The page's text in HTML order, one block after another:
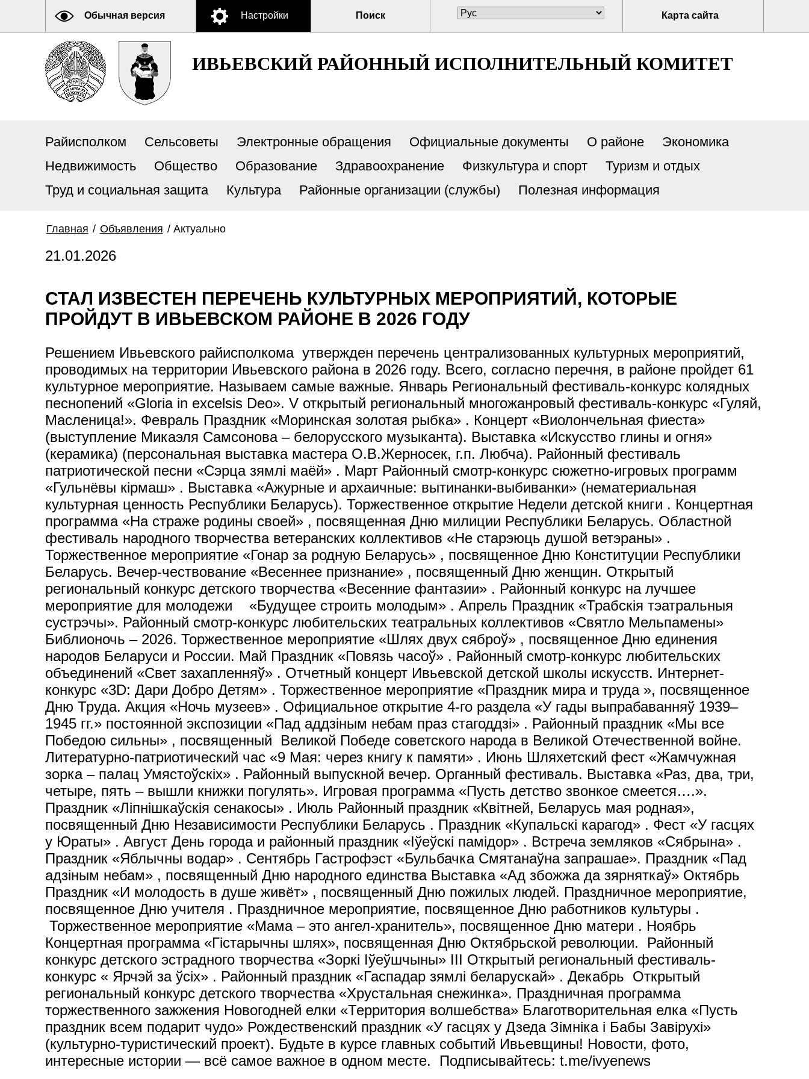
Обычная версия Настройки Поиск Карта сайта
ИВЬЕВСКИЙ РАЙОННЫЙ ИСПОЛНИТЕЛЬНЫЙ КОМИТЕТ
Райисполком Сельсоветы Электронные обращения Официальные документы О районе
Экономика
Недвижимость
Общество Образование Здравоохранение Физкультура и спорт
Туризм и отдых
Труд и социальная защита
Культура Районные организации (службы) Полезная информация
Главная / Объявления / Актуально
21.01.2026
СТАЛ ИЗВЕСТЕН ПЕРЕЧЕНЬ КУЛЬТУРНЫХ МЕРОПРИЯТИЙ, КОТОРЫЕ
ПРОЙДУТ В ИВЬЕВСКОМ РАЙОНЕ В 2026 ГОДУ
Решением Ивьевского райисполкома утвержден перечень централизованных культурных мероприятий,
проводимых на территории Ивьевского района в 2026 году. Всего, согласно перечня, в районе пройдет 61
культурное мероприятие. Называем самые важные. Январь Региональный фестиваль-конкурс колядных
песнопений «Gloria in excelsis Deo». V открытый региональный многожанровый фестиваль-конкурс «Гуляй,
Масленица!». Февраль Праздник «Моринская золотая рыбка» . Концерт «Виолончельная фиеста»
(выступление Микаэля Самсонова – белорусского музыканта). Выставка «Искусство глины и огня»
(керамика) (персональная выставка мастера О.В.Жерносек, г.п. Любча). Районный фестиваль
патриотической песни «Сэрца зямлі маёй» . Март Районный смотр-конкурс сюжетно-игровых программ
«Гульнёвы кірмаш» . Выставка «Ажурные и архаичные: вытинанки-выбиванки» (нематериальная
культурная ценность Республики Беларусь). Торжественное открытие Недели детской книги . Концертная
программа «На страже родины своей» , посвященная Дню милиции Республики Беларусь. Областной
фестиваль народного творчества ветеранских коллективов «Не старэюць душой ветэраны» .
Торжественное мероприятие «Гонар за родную Беларусь» , посвященное Дню Конституции Республики
Беларусь. Вечер-чествование «Весеннее признание» , посвященный Дню женщин. Открытый
региональный конкурс детского творчества «Весенние фантазии» . Районный конкурс на лучшее
мероприятие для молодежи «Будущее строить молодым» . Апрель Праздник «Трабскія тэатральныя
сустрэчы». Районный смотр-конкурс любительских театральных коллективов «Святло Мельпамены»
Библионочь – 2026. Торжественное мероприятие «Шлях двух сяброў» , посвященное Дню единения
народов Беларуси и России. Май Праздник «Повязь часоў» . Районный смотр-конкурс любительских
объединений «Свет захапленняў» . Отчетный концерт Ивьевской детской школы искусств. Интернет-
конкурс «3D: Дари Добро Детям» . Торжественное мероприятие «Праздник мира и труда », посвященное
Дню Труда. Акция «Ночь музеев» . Официальное открытие 4-го раздела «У гады выпрабаванняў 1939–
1945 гг.» постоянной экспозиции «Пад аддзіным небам праз стагоддзі» . Районный праздник «Мы все
Победою сильны» , посвященный Великой Победе советского народа в Великой Отечественной войне.
Литературно-патриотический час «9 Мая: через книгу к памяти» . Июнь Шляхетский фест «Жамчужная
зорка – палац Умястоўскіх» . Районный выпускной вечер. Органный фестиваль. Выставка «Раз, два, три,
четыре, пять – вышли книжки погулять». Игровая программа «Пусть детство звонкое смеется….».
Праздник «Ліпнішкаўскія сенакосы» . Июль Районный праздник «Квітней, Беларусь мая родная»,
посвященный Дню Независимости Республики Беларусь . Праздник «Купальскі карагод» . Фест «У гасцях
у Юраты» . Август День города и районный праздник «Іўеўскі памідор» . Встреча земляков «Сябрына» .
Праздник «Яблычны водар» . Сентябрь Гастрофэст «Бульбачка Смятанаўна запрашае». Праздник «Пад
адзіным небам» , посвященный Дню народного единства Выставка «Ад збожжа да зярняткаў» Октябрь
Праздник «И молодость в душе живёт» , посвященный Дню пожилых людей. Праздничное мероприятие,
посвященное Дню учителя . Праздничное мероприятие, посвященное Дню работников культуры .
Торжественное мероприятие «Мама – это ангел-хранитель», посвященное Дню матери . Ноябрь
Концертная программа «Гістарычны шлях», посвященная Дню Октябрьской революции. Районный
конкурс детского эстрадного творчества «Зоркі Іўеўшчыны» ІІІ Открытый региональный фестиваль-
конкурс « Ярчэй за ўсіх» . Районный праздник «Гаспадар зямлі беларускай» . Декабрь Открытый
региональный конкурс детского творчества «Хрустальная снежинка». Праздничная программа
торжественного зажжения Новогодней елки «Территория волшебства» Благотворительная елка «Пусть
праздник всем подарит чудо» Рождественский праздник «У гасцях у Дзеда Зімніка і Бабы Завірухі»
(культурно-туристический проект). Будьте в курсе главных событий Ивьевщины! Новости, фото,
интересные истории — всё самое важное в одном месте. Подписывайтесь: t.me/ivyenews